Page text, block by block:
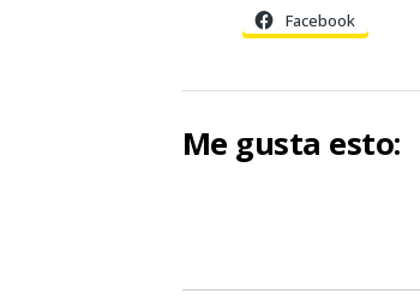
Facebook
Me gusta esto: